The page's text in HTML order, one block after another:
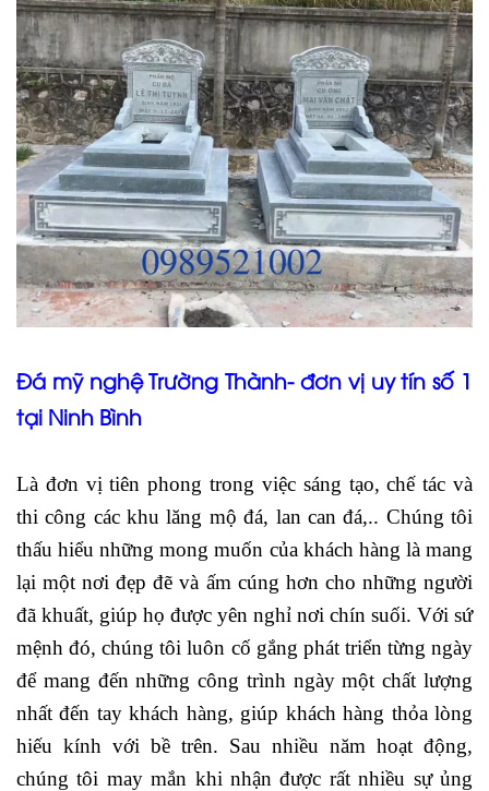
Đá mỹ nghệ Trường Thành- đơn vị uy tín số 1
tại Ninh Bình
Là đơn vị tiên phong trong việc sáng tạo, chế tác và
thi công các khu lăng mộ đá, lan can đá,.. Chúng tôi
thấu hiểu những mong muốn của khách hàng là mang
lại một nơi đẹp đẽ và ấm cúng hơn cho những người
đã khuất, giúp họ được yên nghỉ nơi chín suối. Với sứ
mệnh đó, chúng tôi luôn cố gắng phát triển từng ngày
để mang đến những công trình ngày một chất lượng
nhất đến tay khách hàng, giúp khách hàng thỏa lòng
hiếu kính với bề trên. Sau nhiều năm hoạt động,
chúng tôi may mắn khi nhận được rất nhiều sự ủng